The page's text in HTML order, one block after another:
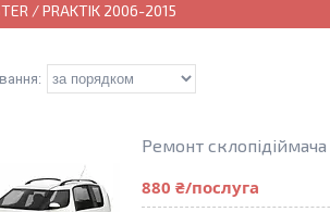
/ PRAKTIK 2006-2015
Ремонт
880 ₴/послуга